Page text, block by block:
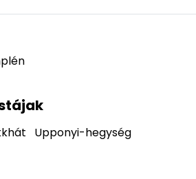
Upponyi-hegység